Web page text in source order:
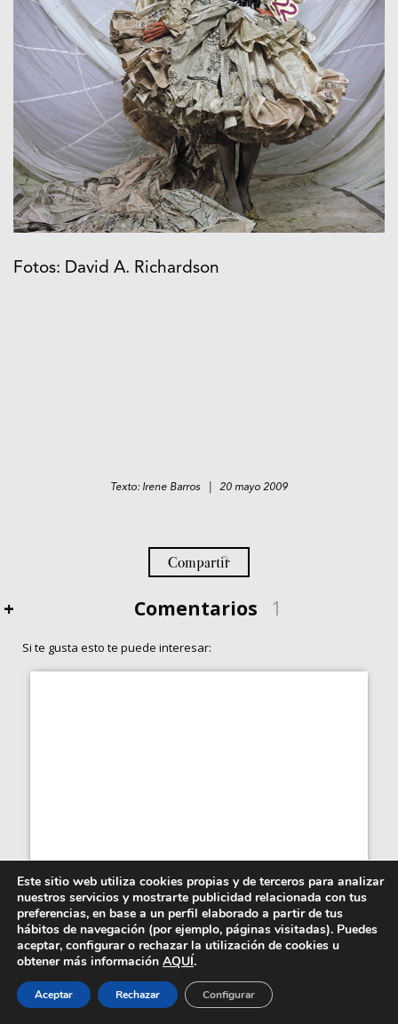
Fotos: David A. Richardson
Texto: Irene Barros | 20 mayo 2009
Compartir
+ Comentarios 1
Si te gusta esto te puede interesar:
Maquillaje gráfico vs claroscuro: la
batalla de...
La belleza ya no sigue una única dirección. Hoy
conviven dos formas radicalmente distintas de...
Este sitio web utiliza cookies propias y de terceros para analizar
nuestros servicios y mostrarte publicidad relacionada con tus
preferencias, en base a un perfil elaborado a partir de tus
hábitos de navegación (por ejemplo, páginas visitadas). Puedes
aceptar, configurar o rechazar la utilización de cookies u
obtener más información AQUÍ.
Aceptar Rechazar Configurar